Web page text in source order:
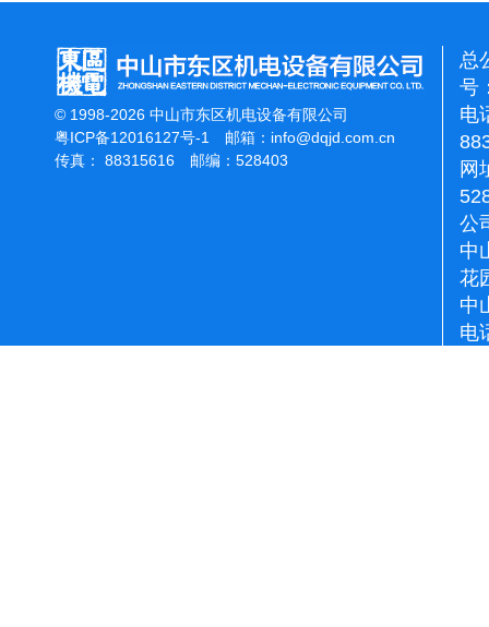
© 1998-2026 中山市东区机电设备有限公司
粤ICP备12016127号-1
邮箱： info@dqjd.com.cn
传真： 88315616 邮编：528403
总
号
电
网
公
中
花
中
电